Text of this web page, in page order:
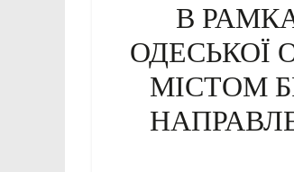
В
ОДЕСЬКОЇ
МІСТОМ